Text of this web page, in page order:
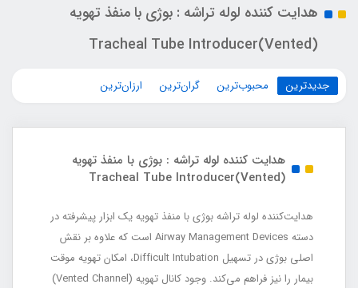
هدایت کننده لوله تراشه : بوژی با منفذ تهویه
(Vented)Tracheal Tube Introducer
جدیدترین محبوب‌ترین گران‌ترین ارزان‌ترین
هدایت کننده لوله تراشه : بوژی با منفذ تهویه
(Vented)Tracheal Tube Introducer
هدایت‌کننده لوله تراشه بوژی با منفذ تهویه یک ابزار پیشرفته در
دسته Airway Management Devices است که علاوه بر نقش
اصلی بوژی در تسهیل Difficult Intubation، امکان تهویه موقت
بیمار را نیز فراهم می‌کند. وجود کانال تهویه (Vented Channel)